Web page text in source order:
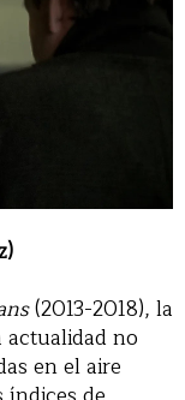
(2013-2018), la
actualidad no
en el aire